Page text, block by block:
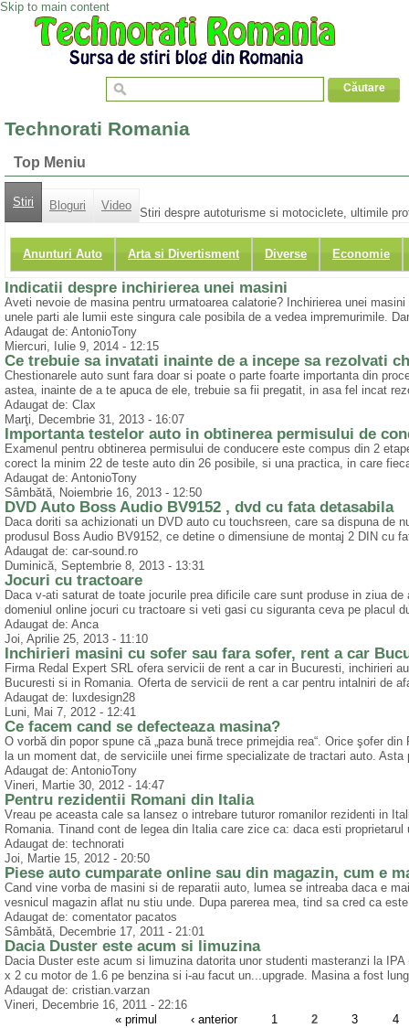
Skip to main content
Technorati Romania
Top Meniu
Stiri Bloguri Video
Anunturi Auto Arta si Divertisment Diverse Economie
Stiri despre autoturisme si motociclete, ultimile
Indicatii despre inchirierea unei masini
Aveti nevoie de masina pentru urmatoarea calatorie? Inchirierea unei
unele parti ale lumii este singura cale posibila de a vedea impremurimile.
Adaugat de: AntonioTony
Miercuri, Iulie 9, 2014 - 12:15
Ce trebuie sa invatati inainte de a incepe sa rezolvati
Chestionarele auto sunt fara doar si poate o parte foarte importanta din
astea, inainte de a te apuca de ele, trebuie sa fii pregatit, in asa fel incat
Adaugat de: Clax
Marţi, Decembrie 31, 2013 - 16:07
Importanta testelor auto in obtinerea permisului de
Examenul pentru obtinerea permisului de conducere este compus din 2
corect la minim 22 de teste auto din 26 posibile, si una practica, in care
Adaugat de: AntonioTony
Sâmbătă, Noiembrie 16, 2013 - 12:50
DVD Auto Boss Audio BV9152 , dvd cu fata detasabila
Daca doriti sa achizionati un DVD auto cu touchsreen, care sa dispuna de
produsul Boss Audio BV9152, ce detine o dimensiune de montaj 2 DIN cu
Adaugat de: car-sound.ro
Duminică, Septembrie 8, 2013 - 13:31
Jocuri cu tractoare
Daca v-ati saturat de toate jocurile prea dificile care sunt produse in ziua
domeniul online jocuri cu tractoare si veti gasi cu siguranta ceva pe placul
Adaugat de: Anca
Joi, Aprilie 25, 2013 - 11:10
Inchirieri masini cu sofer sau fara sofer, rent a car
Firma Redal Expert SRL ofera servicii de rent a car in Bucuresti, inchirieri
Bucuresti si in Romania. Oferta de servicii de rent a car pentru intalniri de
Adaugat de: luxdesign28
Luni, Mai 7, 2012 - 12:41
Ce facem cand se defecteaza masina?
O vorbă din popor spune că „paza bună trece primejdia rea“. Orice şofer
la un moment dat, de serviciile unei firme specializate de tractari auto.
Adaugat de: AntonioTony
Vineri, Martie 30, 2012 - 14:47
Pentru rezidentii Romani din Italia
Vreau pe aceasta cale sa lansez o intrebare tuturor romanilor rezidenti in
Romania. Tinand cont de legea din Italia care zice ca: daca esti
Adaugat de: technorati
Joi, Martie 15, 2012 - 20:50
Piese auto cumparate online sau din magazin, cum e
Cand vine vorba de masini si de reparatii auto, lumea se intreaba daca e
vesnicul magazin aflat nu stiu unde. Dupa parerea mea, tind sa cred ca
Adaugat de: comentator pacatos
Sâmbătă, Decembrie 17, 2011 - 21:01
Dacia Duster este acum si limuzina
Dacia Duster este acum si limuzina datorita unor studenti masteranzi la
x 2 cu motor de 1.6 pe benzina si i-au facut un...upgrade. Masina a fost
Adaugat de: cristian.varzan
Vineri, Decembrie 16, 2011 - 22:16
« primul
‹ anterior 1 2 3 4